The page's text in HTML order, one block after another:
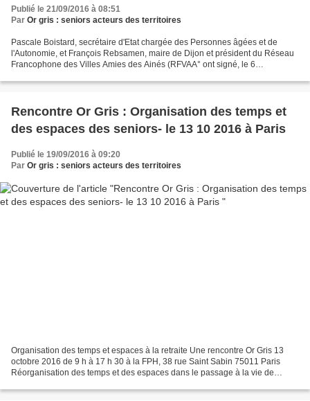
Publié le 21/09/2016 à 08:51
Par Or gris : seniors acteurs des territoires
Pascale Boistard, secrétaire d'Etat chargée des Personnes âgées et de
l'Autonomie, et François Rebsamen, maire de Dijon et président du Réseau
Francophone des Villes Amies des Ainés (RFVAA° ont signé, le 6
Rencontre Or Gris : Organisation des temps et
des espaces des seniors- le 13 10 2016 à Paris
Publié le 19/09/2016 à 09:20
Par Or gris : seniors acteurs des territoires
Organisation des temps et espaces à la retraite Une rencontre Or Gris 13
octobre 2016 de 9 h à 17 h 30 à la FPH, 38 rue Saint Sabin 75011 Paris
Réorganisation des temps et des espaces dans le passage à la vie de